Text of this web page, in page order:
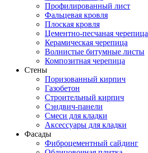
Профилированный лист
Фальцевая кровля
Плоская кровля
Цементно-песчаная черепица
Керамическая черепица
Волнистые битумные листы
Композитная черепица
Стены
Поризованный кирпич
Газобетон
Строительный кирпич
Сэндвич-панели
Смеси для кладки
Аксессуары для кладки
Фасады
Фиброцементный сайдинг